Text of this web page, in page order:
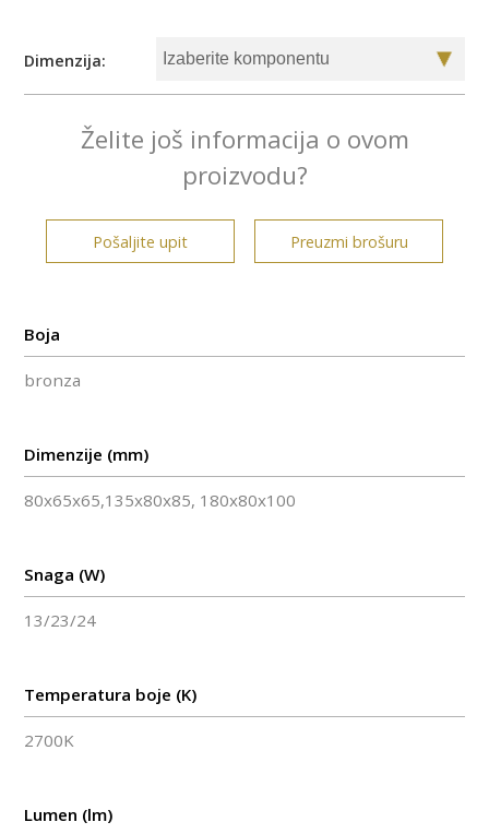
Dimenzija:
Želite još informacija o ovom
proizvodu?
Pošaljite upit Preuzmi brošuru
Boja
bronza
Dimenzije (mm)
80x65x65,135x80x85, 180x80x100
Snaga (W)
13/23/24
Temperatura boje (K)
2700K
Lumen (lm)